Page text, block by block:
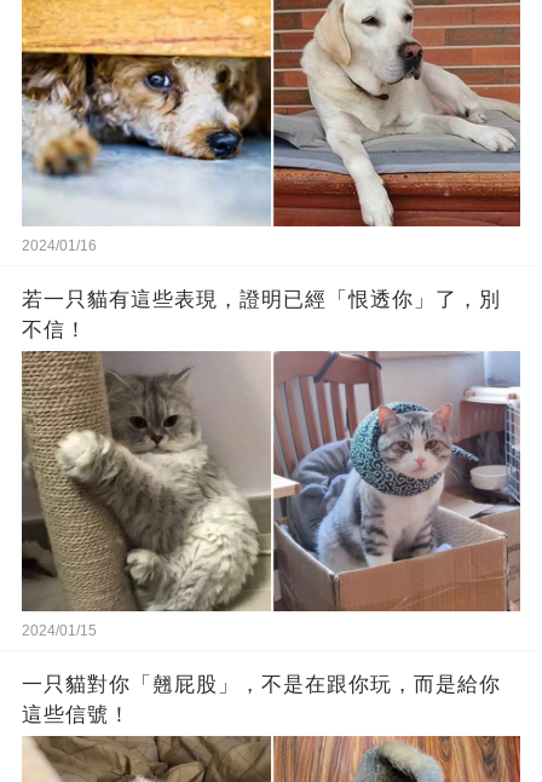
2024/01/16
若一只貓有這些表現，證明已經「恨透你」了，別
不信！
2024/01/15
一只貓對你「翹屁股」，不是在跟你玩，而是給你
這些信號！